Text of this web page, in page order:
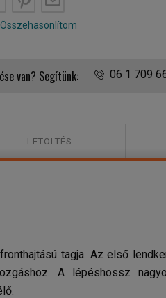
Összehasonlítom
van? Segítünk: 06 1 709
LETÖLTÉS
tagja. Az első
A lépéshossz